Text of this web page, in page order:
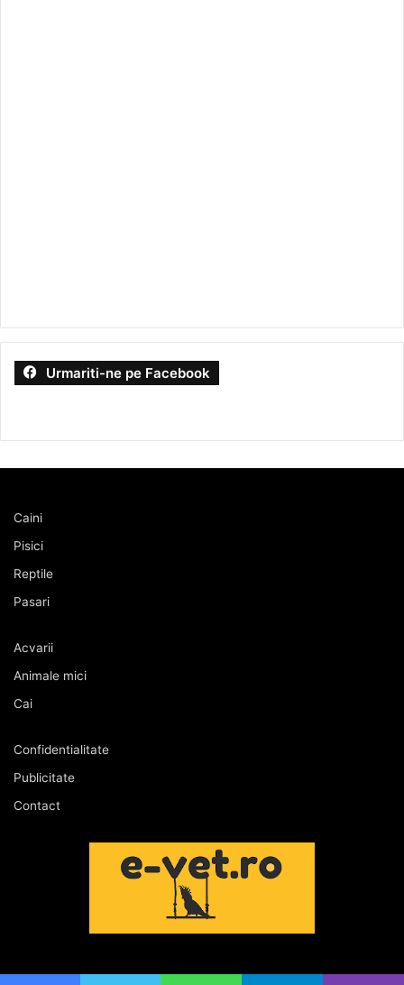
Urmariti-ne pe Facebook
Caini
Pisici
Reptile
Pasari
Acvarii
Animale mici
Cai
Confidentialitate
Publicitate
Contact